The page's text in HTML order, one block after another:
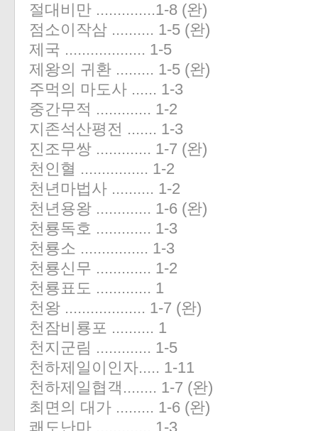
절대비만 ..............1-8 (완)
점소이작삼 .......... 1-5 (완)
제국 ................... 1-5
제왕의 귀환 ......... 1-5 (완)
주먹의 마도사 ...... 1-3
중간무적 ............. 1-2
지존석산평전 ....... 1-3
진조무쌍 ............. 1-7 (완)
천인혈 ................ 1-2
천년마법사 .......... 1-2
천년용왕 ............. 1-6 (완)
천룡독호 ............. 1-3
천룡소 ................ 1-3
천룡신무 ............. 1-2
천룡표도 ............. 1
천왕 ................... 1-7 (완)
천잠비룡포 .......... 1
천지군림 ............. 1-5
천하제일이인자..... 1-11
천하제일협객........ 1-7 (완)
최면의 대가 ......... 1-6 (완)
쾌도난마 ............. 1-3